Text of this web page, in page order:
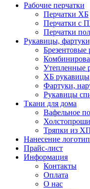
Рабочие перчатки
Перчатки ХБ
Перчатки с
Перчатки
Рукавицы,
Брезентовые
Утепленные
ХБ рукавицы
Фартуки,
Рукавицы
Ткани для дома
Вафельное
Тряпки из
Нанесение
Прайс-лист
Информация
Контакты
Оплата
О нас